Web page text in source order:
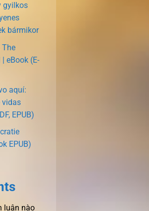
gyilkos
bármikor
eBook (E-
aquí:
vidas
EPUB)
EPUB)
luận nào